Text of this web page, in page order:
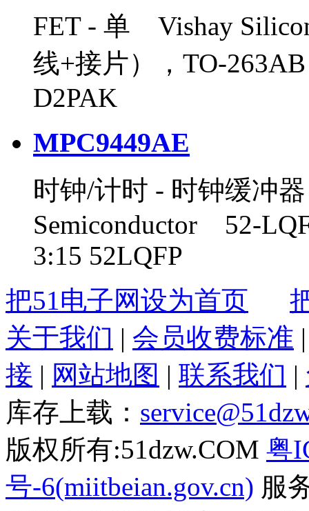
FET - 单 Vishay
线+接片），TO-
D2PAK
MPC9449AE
时钟/计时 - 时钟缓冲
Semiconductor 52-
3:15 52LQFP
把51电子网设为首页
关于我们 | 会员收费标准
接 | 网站地图 | 联系我们 |
库存上载：
版权所有:51dzw.COM 粤
号-6(miitbeian.gov.cn) 服